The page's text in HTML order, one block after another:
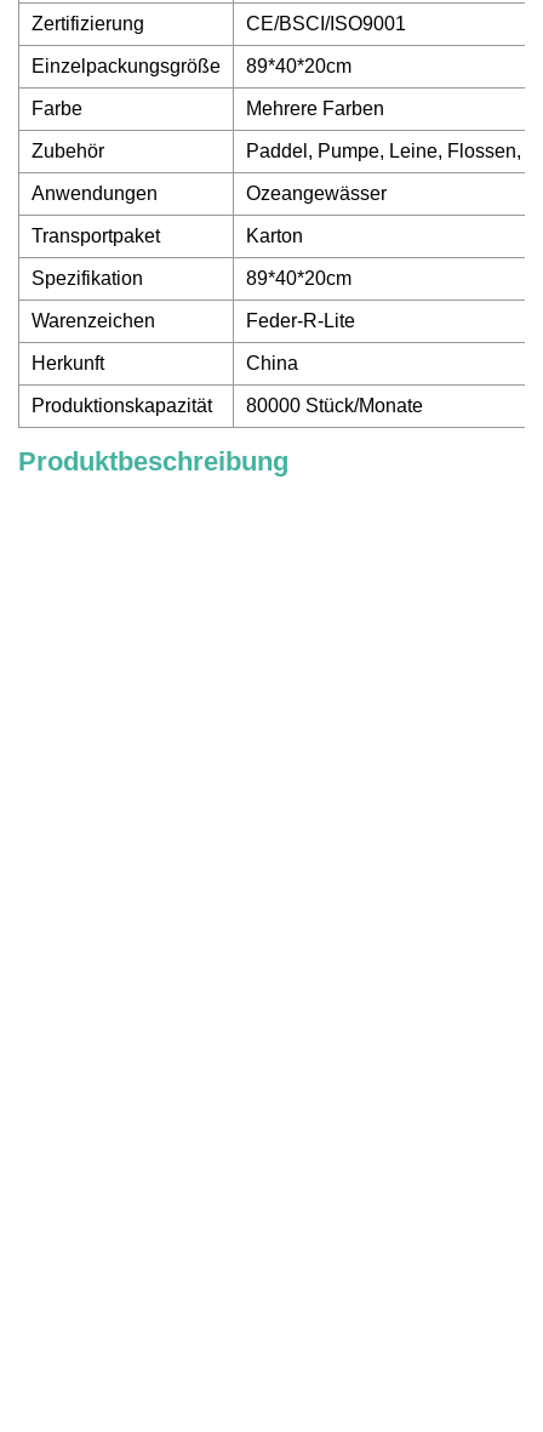
Zertifizierung CE/BSCI/ISO9001
Einzelpackungsgröße 89*40*20cm
Farbe Mehrere Farben
Zubehör Paddel, Pumpe, Leine, Flossen,
Anwendungen Ozeangewässer
Transportpaket Karton
Spezifikation 89*40*20cm
Warenzeichen Feder-R-Lite
Herkunft China
Produktionskapazität 80000 Stück/Monate
Produktbeschreibung